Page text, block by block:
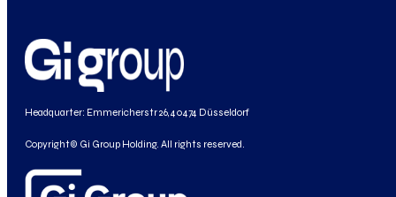
Headquarter: Emmericherstr 26, 40474 Düsseldorf
Copyright© Gi Group Holding. All rights reserved.